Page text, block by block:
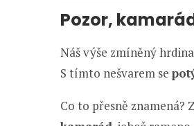
Pozor,
Náš výše zmíněný
S tímto nešvarem se
Co to přesně znamená?